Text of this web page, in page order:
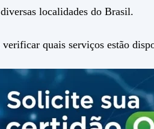
localidades do Brasil.
quais serviços estão